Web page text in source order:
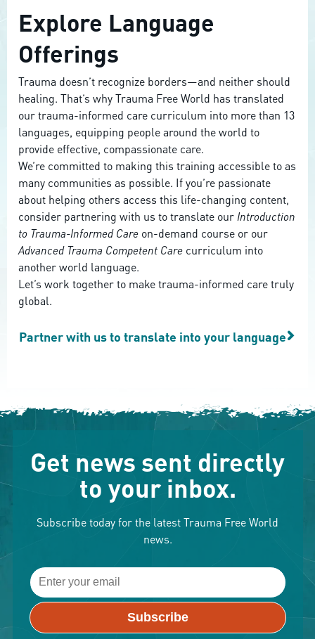
Explore Language
Offerings
Trauma doesn’t recognize borders—and neither should
healing. That’s why Trauma Free World has translated
our trauma-informed care curriculum into more than 13
languages, equipping people around the world to
provide effective, compassionate care.
We’re committed to making this training accessible to as
many communities as possible. If you’re passionate
about helping others access this life-changing content,
consider partnering with us to translate our Introduction
to Trauma-Informed Care on-demand course or our
Advanced Trauma Competent Care curriculum into
another world language.
Let’s work together to make trauma-informed care truly
global.
Partner with us to translate into your language
Get news sent directly
to your inbox.
Subscribe today for the latest Trauma Free World
news.